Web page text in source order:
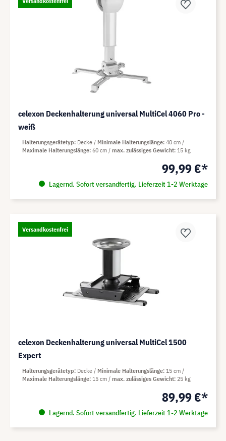
celexon Deckenhalterung universal MultiCel 4060 Pro -
weiß
99,99 €*
Lagernd. Sofort versandfertig. Lieferzeit 1-2 Werktage
Halterungsgerätetyp Decke Minimale Halterungslänge 40 cm
Maximale Halterungslänge 60 cm max. zulässiges Gewicht 15 kg
Versandkostenfrei
celexon Deckenhalterung universal MultiCel 1500
Expert
89,99 €*
Lagernd. Sofort versandfertig. Lieferzeit 1-2 Werktage
Halterungsgerätetyp Decke Minimale Halterungslänge 15 cm
Maximale Halterungslänge 15 cm max. zulässiges Gewicht 25 kg